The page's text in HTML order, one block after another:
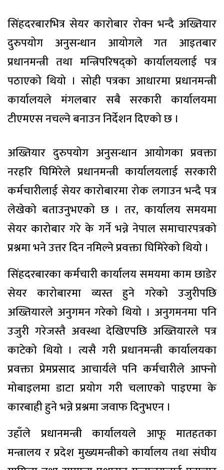
सिंहदरबारभित्र सेयर कारोबार रोक्न भन्दै अख्तियार
दुरुपयोग अनुसन्धान आयोगले गत आइतबार
प्रधानमन्त्री तथा मन्त्रिपरिषद्को कार्यालयलाई पत्र
पठाएको थियो । सोही पत्रका आधारमा प्रधानमन्त्री
कार्यालयले मंगलबार सबै सरकारी कार्यालयमा
टीएमएस नचल्ने बनाउन निर्देशन दिएको छ ।
अख्तियार दुरुपयोग अनुसन्धान आयोगका प्रवक्ता
नरहरि घिमिरेले प्रधानमन्त्री कार्यालयलाई सरकारी
कर्मचारीलाई सेयर कारोबारमा रोक लगाउन भन्दै पत्र
लेखेको बताउनुभएको छ । तर, कार्यालय समयमा
सेयर कारोबार गरे के गर्ने भन्ने नेपाल समाचारपत्रको
प्रश्नमा भने उत्तर दिन नमिल्ने प्रवक्ता घिमिरेको थियो ।
सिंहदरबारका कर्मचारी कार्यालय समयमा काम छाडेर
सेयर कारोबारमा व्यस्त हुने गरेको उजुरीपछि
अख्तियारले अनुगमन गरेको थियो । अनुगमनमा पनि
उजुरी गरेजस्तै अवस्था देखिएपछि अख्तियारले पत्र
काटेको थियो । त्यसै गरी प्रधानमन्त्री कार्यालयका
प्रवक्ता प्रेमप्रसाद आचार्यले पनि कर्मचारीले आफ्नो
मोबाइलमा डाटा प्रयोग गरी चलाएको पाइएमा के
कारबाही हुने भन्ने प्रश्नमा जवाफ दिनुभएन ।
उहाँले प्रधानमन्त्री कार्यालयले आफू मातहतका
मन्त्रालय र प्रदेश मुख्यमन्त्रीको कार्यालय तथा संघीय